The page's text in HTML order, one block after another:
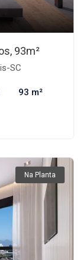
93m²
SC
93 m²
Na Planta